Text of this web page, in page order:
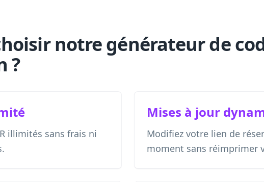
notre générateur de
?
illimités sans frais ni
Mises à jour
Modifiez votre lien de
moment sans réimprimer